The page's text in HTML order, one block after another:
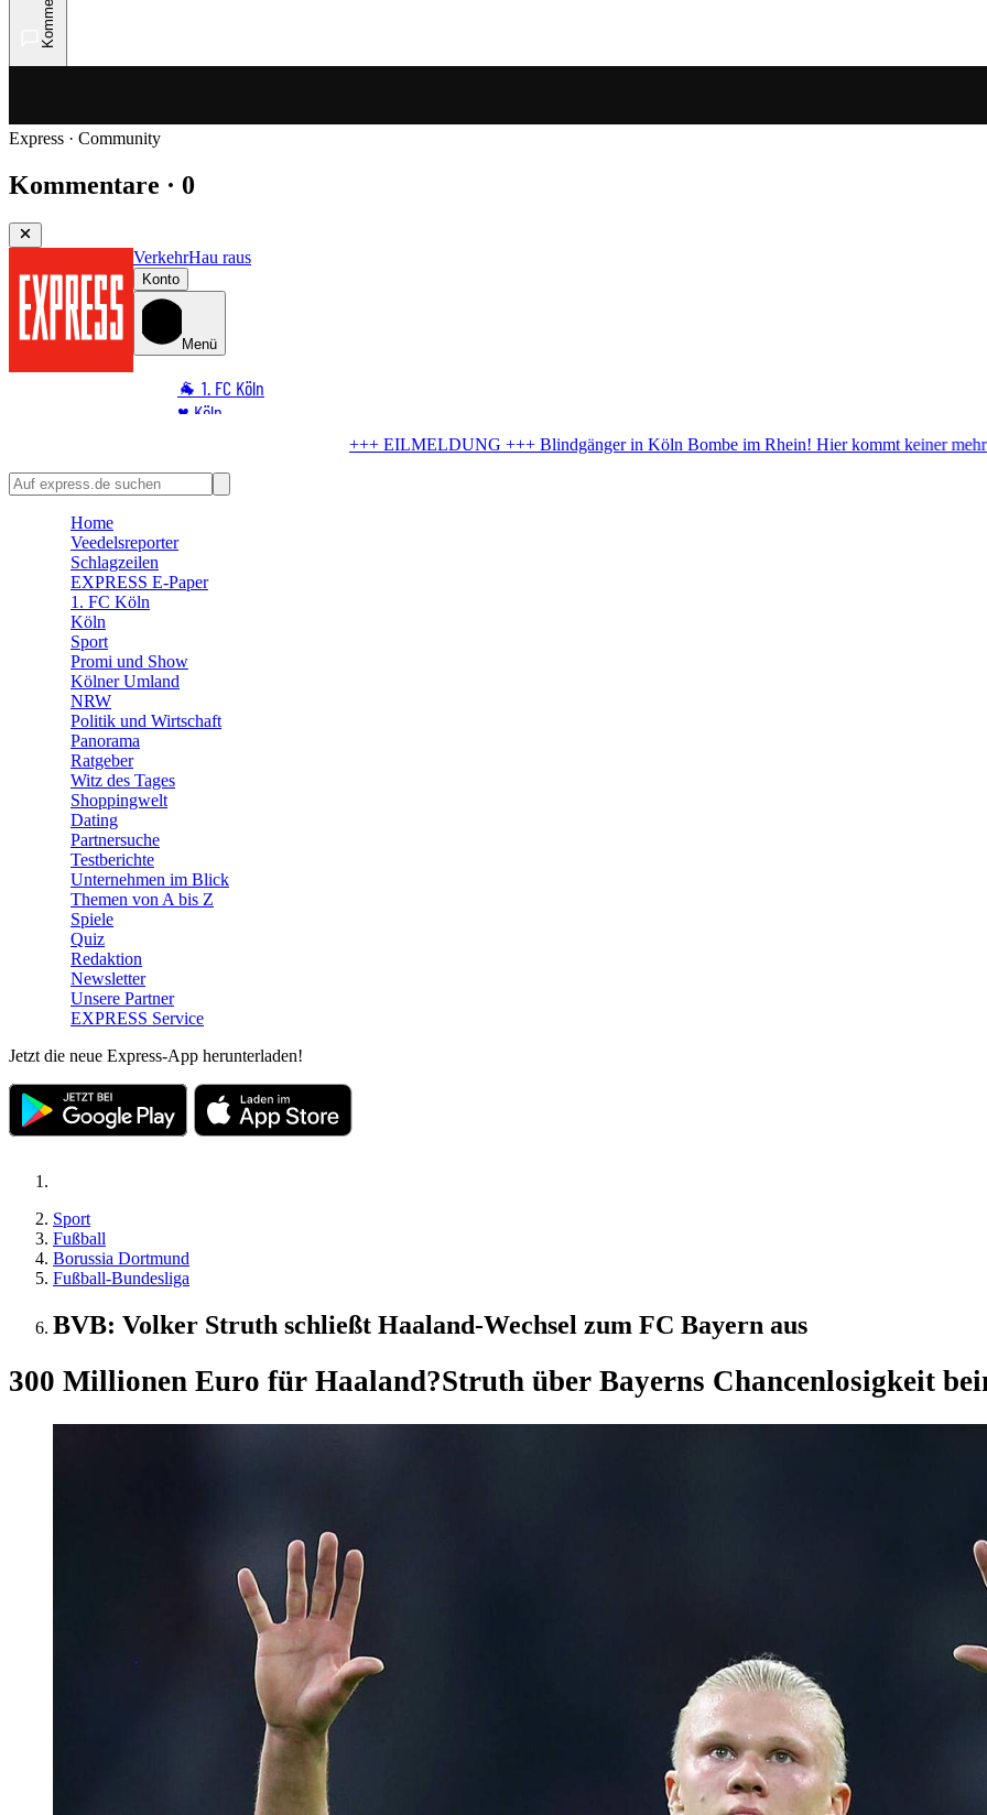
Express · Community
Kommentare · 0
VerkehrHau raus
Konto
Menü
🐐 1. FC Köln
♥️ Köln
🏆 Sport
🛒 Shoppingwelt
Blindgänger in KölnBombe im Rhein! Hier kommt keiner mehr durch
Home
Veedelsreporter
Schlagzeilen
EXPRESS E-Paper
1. FC Köln
Köln
Sport
Promi und Show
Kölner Umland
NRW
Politik und Wirtschaft
Panorama
Ratgeber
Witz des Tages
Shoppingwelt
Dating
Partnersuche
Testberichte
Unternehmen im Blick
Themen von A bis Z
Spiele
Quiz
Redaktion
Newsletter
Unsere Partner
EXPRESS Service
Jetzt die neue Express-App herunterladen!
Sport
Fußball
Borussia Dortmund
Fußball-Bundesliga
BVB: Volker Struth schließt Haaland-Wechsel zum FC Bayern aus
300 Millionen Euro für Haaland?Struth über Bayerns Chancenlosigkeit